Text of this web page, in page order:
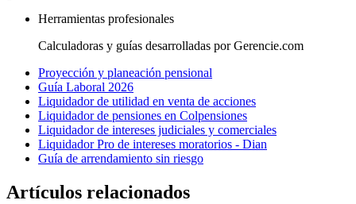
Herramientas profesionales
Calculadoras y guías desarrolladas por Gerencie.com
Proyección y planeación pensional
Guía Laboral 2026
Liquidador de utilidad en venta de acciones
Liquidador de pensiones en Colpensiones
Liquidador de intereses judiciales y comerciales
Liquidador Pro de intereses moratorios - Dian
Guía de arrendamiento sin riesgo
Artículos relacionados